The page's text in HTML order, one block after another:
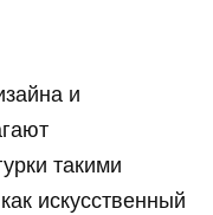
и
такими
искусственный